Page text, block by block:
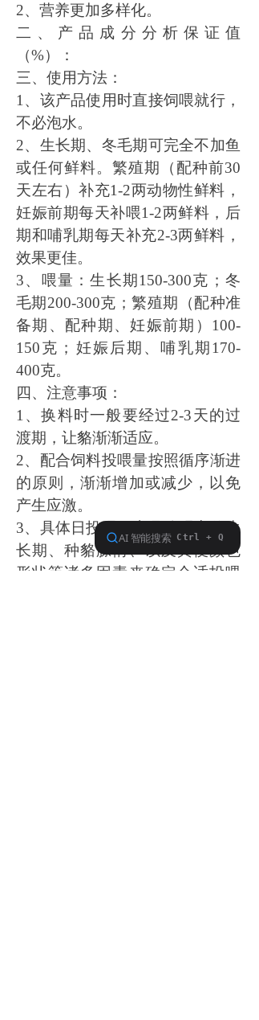
2、营养更加多样化。
二、产品成分分析保证值
（%）：
三、使用方法：
1、该产品使用时直接饲喂就行，
不必泡水。
2、生长期、冬毛期可完全不加鱼
或任何鲜料。繁殖期（配种前30
天左右）补充1-2两动物性鲜料，
妊娠前期每天补喂1-2两鲜料，后
期和哺乳期每天补充2-3两鲜料，
效果更佳。
3、喂量：生长期150-300克；冬
毛期200-300克；繁殖期（配种准
备期、配种期、妊娠前期）100-
150克；妊娠后期、哺乳期170-
400克。
四、注意事项：
1、换料时一般要经过2-3天的过
渡期，让貉渐渐适应。
2、配合饲料投喂量按照循序渐进
的原则，渐渐增加或减少，以免
产生应激。
3、具体日投喂量应具体观察貉生
长期、种貉膘情、以及粪便颜色
形状等诸多因素来确定合适投喂